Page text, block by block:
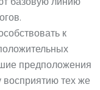
к
предположения
восприятию тех же